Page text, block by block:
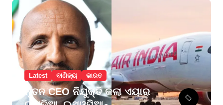
Latest ବାଣିଜ୍ୟ ଭାରତ
ନୂତନ CEO ନିଯୁକ୍ତି କଲା ଏୟାର